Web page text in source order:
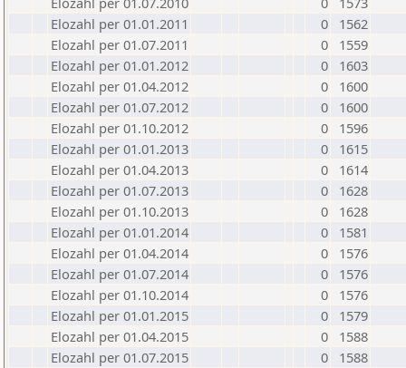
Elozahl per 01.01.2011
0
1562
Elozahl per 01.07.2011
0
1559
Elozahl per 01.01.2012
0
1603
Elozahl per 01.04.2012
0
1600
Elozahl per 01.07.2012
0
1600
Elozahl per 01.10.2012
0
1596
Elozahl per 01.01.2013
0
1615
Elozahl per 01.04.2013
0
1614
Elozahl per 01.07.2013
0
1628
Elozahl per 01.10.2013
0
1628
Elozahl per 01.01.2014
0
1581
Elozahl per 01.04.2014
0
1576
Elozahl per 01.07.2014
0
1576
Elozahl per 01.10.2014
0
1576
Elozahl per 01.01.2015
0
1579
Elozahl per 01.04.2015
0
1588
Elozahl per 01.07.2015
0
1588